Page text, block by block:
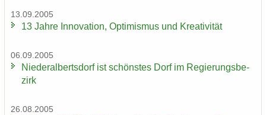
13.09.2005
13 Jahre In­no­va­ti­on, Op­ti­mis­mus und Krea­ti­vi­tät
06.09.2005
Nie­der­al­berts­dorf ist schöns­tes Dorf im Re­gie­rungs­be­
zirk
26.08.2005